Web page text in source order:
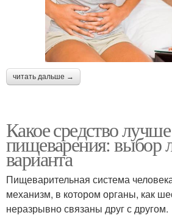
читать дальше →
Какое средство
пищеварения: выбор
варианта
Пищеварительная система
механизм, в котором органы, как
неразрывно связаны друг с другом.